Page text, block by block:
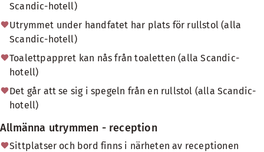
Scandic-hotell)
Utrymmet under handfatet har plats för rullstol (alla
Scandic-hotell)
Toalettpappret kan nås från toaletten (alla Scandic-
hotell)
Det går att se sig i spegeln från en rullstol (alla Scandic-
hotell)
Allmänna utrymmen - reception
Sittplatser och bord finns i närheten av receptionen